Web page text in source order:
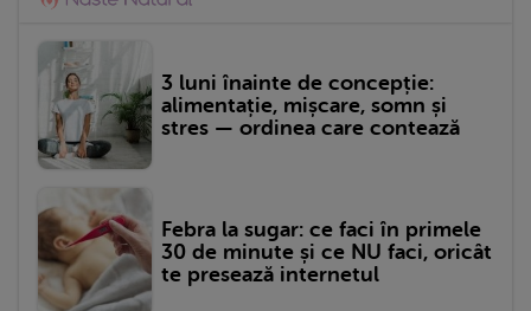
3 luni înainte de concepție:
alimentație, mișcare, somn și
stres — ordinea care contează
Febra la sugar: ce faci în primele
30 de minute și ce NU faci, oricât
te presează internetul